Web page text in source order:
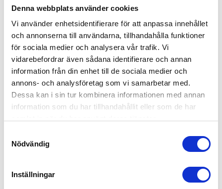
Denna webbplats använder cookies
Vi använder enhetsidentifierare för att anpassa innehållet
och annonserna till användarna, tillhandahålla funktioner
för sociala medier och analysera vår trafik. Vi
vidarebefordrar även sådana identifierare och annan
information från din enhet till de sociala medier och
annons- och analysföretag som vi samarbetar med.
Dessa kan i sin tur kombinera informationen med annan
information som du har tillhandahållit eller som de har
Nödvändig
Inställningar